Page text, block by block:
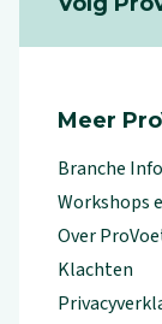
Meer
Branche
Workshops
Over
Klachten